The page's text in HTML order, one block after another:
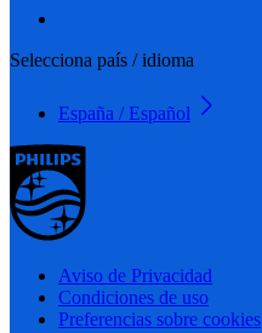
Selecciona país / idioma
España / Español
Aviso de Privacidad
Condiciones de uso
Preferencias sobre cookies